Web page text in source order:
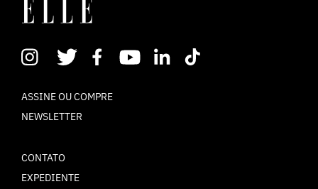
ASSINE OU COMPRE
NEWSLETTER
CONTATO
EXPEDIENTE